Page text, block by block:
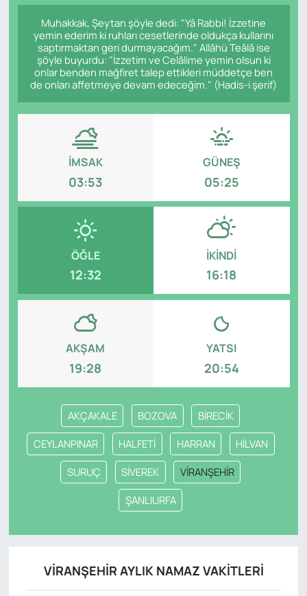
Muhakkak, Şeytan şöyle dedi: "Yâ Rabbi! İzzetine
yemin ederim ki ruhları cesetlerinde oldukça kullarını
saptırmaktan geri durmayacağım." Allâhü Teâlâ ise
şöyle buyurdu: "İzzetim ve Celâlime yemin olsun ki
onlar benden mağfiret talep ettikleri müddetçe ben
de onları affetmeye devam edeceğim." (Hadis-i şerif)
İMSAK
03:53
GÜNEŞ
05:25
ÖĞLE
12:32
İKINDI
16:18
AKŞAM
19:28
YATSI
20:54
AKÇAKALE BOZOVA BİRECİK
CEYLANPINAR HALFETİ HARRAN HİLVAN
SURUÇ SİVEREK VİRANŞEHİR
ŞANLIURFA
VİRANŞEHİR AYLIK NAMAZ VAKITLERI
Genel
Gündem
Özel Haber
POLİTİKA
Siyaset
Spor
Web Tv